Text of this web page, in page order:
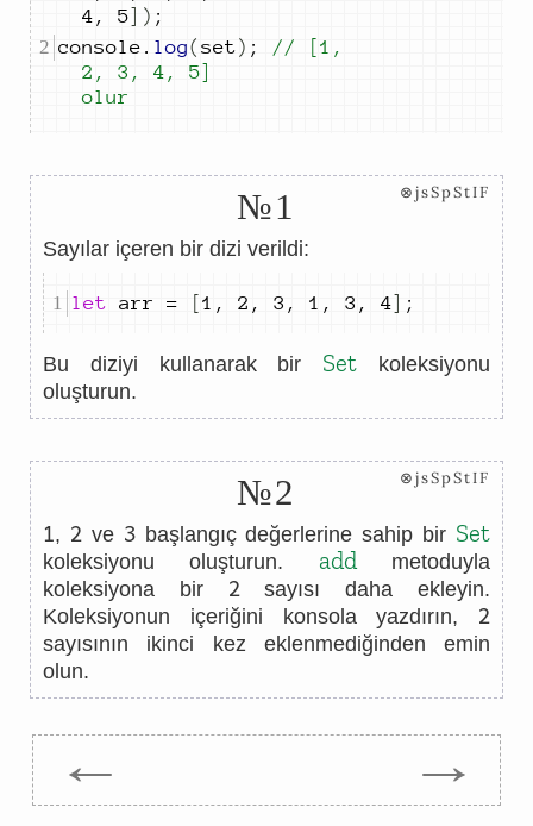
4 , 5]) ;
console . log( set) ;
// [1,
2, 3, 4, 5]
olur
№1 ⊗jsSpStIF
Sayılar içeren bir dizi verildi:
let arr = [1 , 2 , 3 , 1 , 3 , 4] ;
Bu diziyi kullanarak bir Set koleksiyonu
oluşturun.
№2 ⊗jsSpStIF
1, 2ve 3başlangıç değerlerine sahip bir Set
koleksiyonu oluşturun. addmetoduyla
koleksiyona bir 2sayısı daha ekleyin.
Koleksiyonun içeriğini konsola yazdırın, 2
sayısının ikinci kez eklenmediğinden emin
olun.
← →